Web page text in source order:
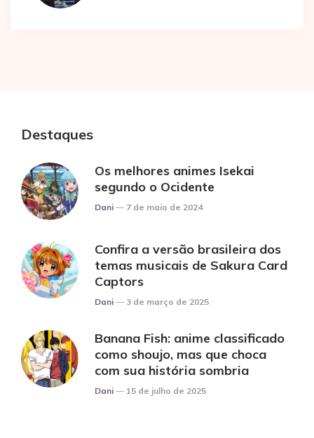
Destaques
Os melhores animes Isekai
segundo o Ocidente
Posted
Dani 7 de maio de 2024
Confira a versão brasileira dos
temas musicais de Sakura Card
Captors
Posted
Dani 3 de março de 2025
Banana Fish: anime classificado
como shoujo, mas que choca
com sua história sombria
Posted
Dani 15 de julho de 2025